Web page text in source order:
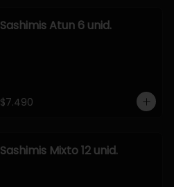
Sashimis Atun 6 unid.
$7.490
Sashimis Mixto 12 unid.